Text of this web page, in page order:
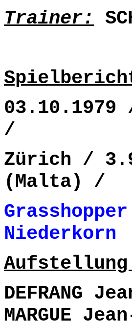
Trainer:
/
Zürich /
(Malta) /
DEFRANG
MARGUE